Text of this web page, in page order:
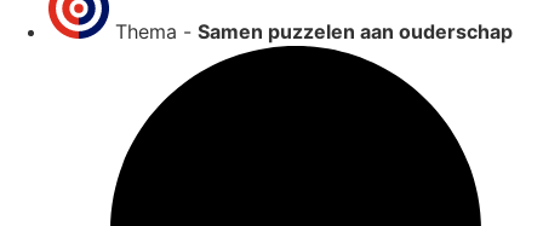
Thema - Samen puzzelen aan ouderschap